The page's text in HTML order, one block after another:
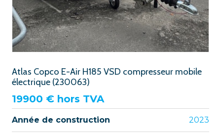
Atlas Copco E-Air H185 VSD compresseur mobile
électrique (230063)
19900 € hors TVA
Année de construction 2023